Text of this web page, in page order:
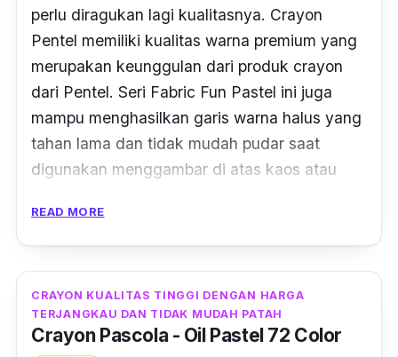
perlu diragukan lagi kualitasnya. Crayon
Pentel memiliki kualitas warna premium yang
merupakan keunggulan dari produk crayon
dari Pentel. Seri Fabric Fun Pastel ini juga
mampu menghasilkan garis warna halus yang
tahan lama dan tidak mudah pudar saat
digunakan menggambar di atas kaos atau
menempelkan kertas di antara kain atas dan
bawah, kemudian gambar sesuai kreatifitas.
Setelah selesai, tutup keseluruhan gambar
READ MORE
CRAYON KUALITAS TINGGI DENGAN HARGA
TERJANGKAU DAN TIDAK MUDAH PATAH
Crayon Pascola - Oil Pastel 72 Color